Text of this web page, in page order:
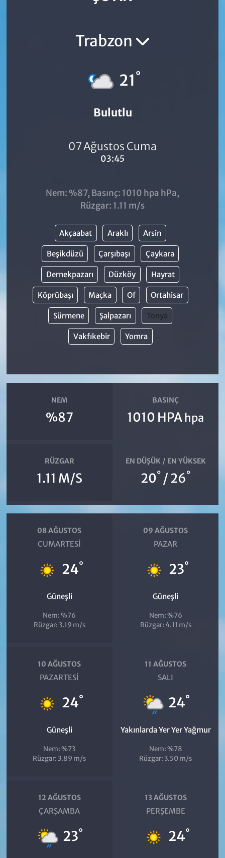
Trabzon
21°
Bulutlu
07 Ağustos Cuma
03:45
Nem: %87, Basınç: 1010 hpa hPa,
Rüzgar: 1.11 m/s
Akçaabat Araklı Arsin
Beşikdüzü Çarşıbaşı Çaykara
Dernekpazarı Düzköy Hayrat
Köprübaşı Maçka Of Ortahisar
Sürmene Şalpazarı Tonya
Vakfıkebir Yomra
NEM
%87
BASINÇ
1010 HPA hpa
RÜZGAR
1.11 M/S
EN DÜŞÜK / EN YÜKSEK
20° / 26°
08 AĞUSTOS
CUMARTESI
24°
Güneşli
Nem: %76
Rüzgar: 3.19 m/s
09 AĞUSTOS
PAZAR
23°
Güneşli
Nem: %76
Rüzgar: 4.11 m/s
10 AĞUSTOS
PAZARTESI
24°
Güneşli
Nem: %73
Rüzgar: 3.89 m/s
11 AĞUSTOS
SALI
24°
Yakınlarda Yer Yer Yağmur
Nem: %78
Rüzgar: 3.50 m/s
12 AĞUSTOS
ÇARŞAMBA
23°
13 AĞUSTOS
PERŞEMBE
24°